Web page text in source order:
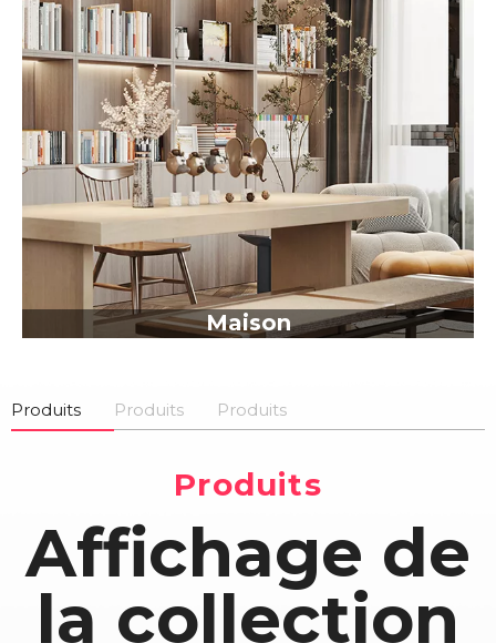
Maison
Produits
Affichage de
la collection
Produits Produits Produits